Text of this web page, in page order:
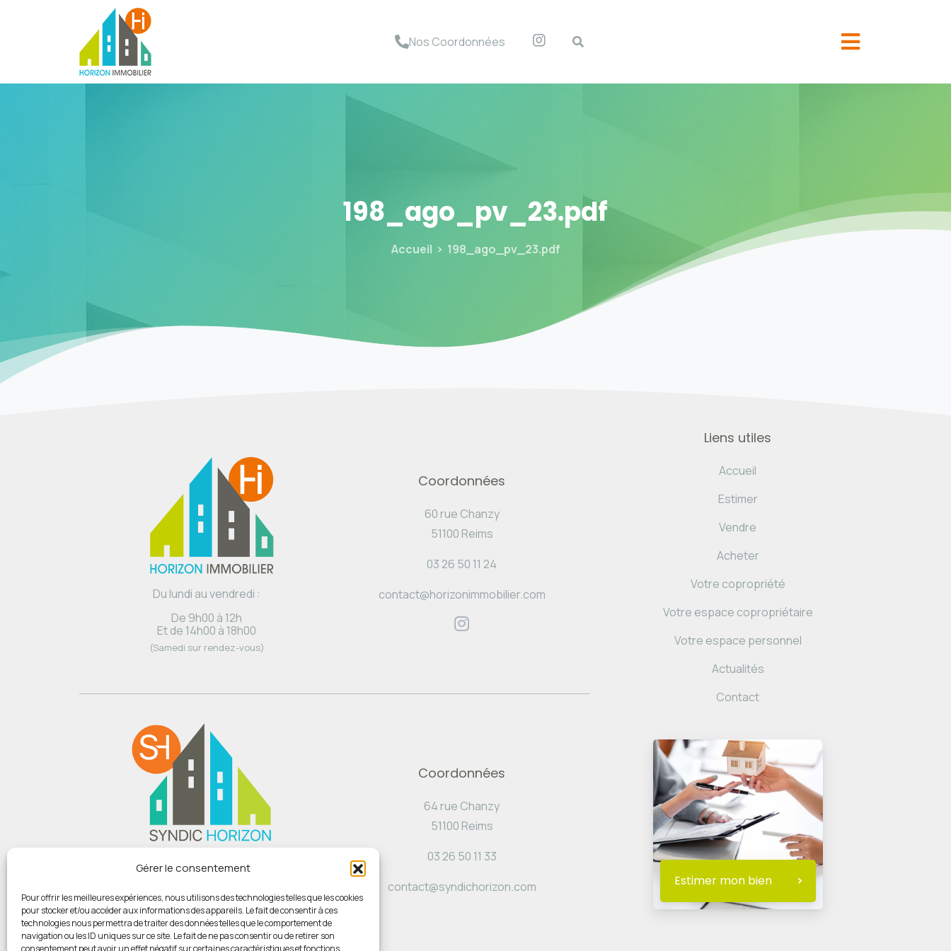
Gérer le consentement
Pour offrir les meilleures expériences, nous utilisons des technologies telles que les cookies
pour stocker et/ou accéder aux informations des appareils. Le fait de consentir à ces
technologies nous permettra de traiter des données telles que le comportement de
navigation ou les ID uniques sur ce site. Le fait de ne pas consentir ou de retirer son
consentement peut avoir un effet négatif sur certaines caractéristiques et fonctions.
Nos Coordonnées
198_ago_pv_23.pdf
Accueil 198_ago_pv_23.pdf
Du lundi au vendredi :
De 9h00 à 12h
Et de 14h00 à 18h00
(Samedi sur rendez-vous)
Coordonnées
60 rue Chanzy
51100 Reims
03 26 50 11 24
contact@horizonimmobilier.com
Du lundi au vendredi :
Et de 14h00 à 18h00
(Samedi sur rendez-vous)
Coordonnées
64 rue Chanzy
51100 Reims
03 26 50 11 33
contact@syndichorizon.com
Liens utiles
Accueil
Estimer
Vendre
Acheter
Votre copropriété
Votre espace copropriétaire
Votre espace personnel
Actualités
Contact
Estimer mon bien